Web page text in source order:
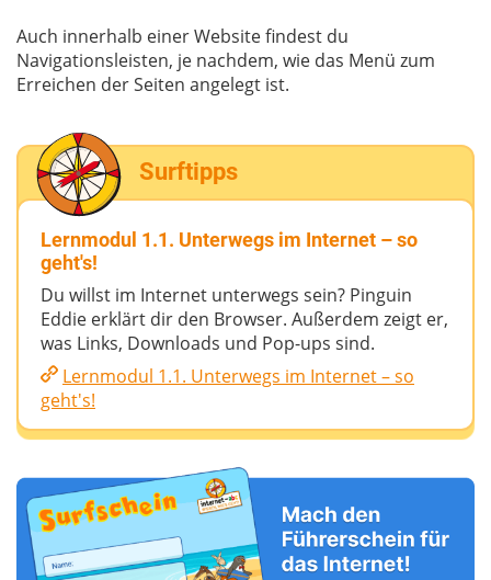
Auch innerhalb einer Website findest du
Navigationsleisten, je nachdem, wie das Menü zum
Erreichen der Seiten angelegt ist.
Surftipps
Lernmodul 1.1. Unterwegs im Internet – so
geht's!
Du willst im Internet unterwegs sein? Pinguin
Eddie erklärt dir den Browser. Außerdem zeigt er,
was Links, Downloads und Pop-ups sind.
Lernmodul 1.1. Unterwegs im Internet – so
geht's!